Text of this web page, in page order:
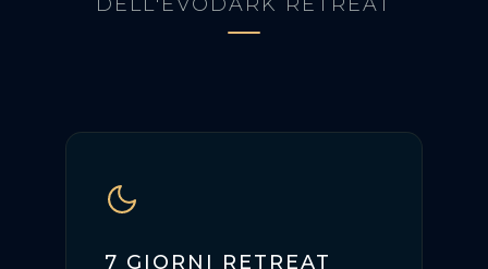
7 GIORNI RETREAT